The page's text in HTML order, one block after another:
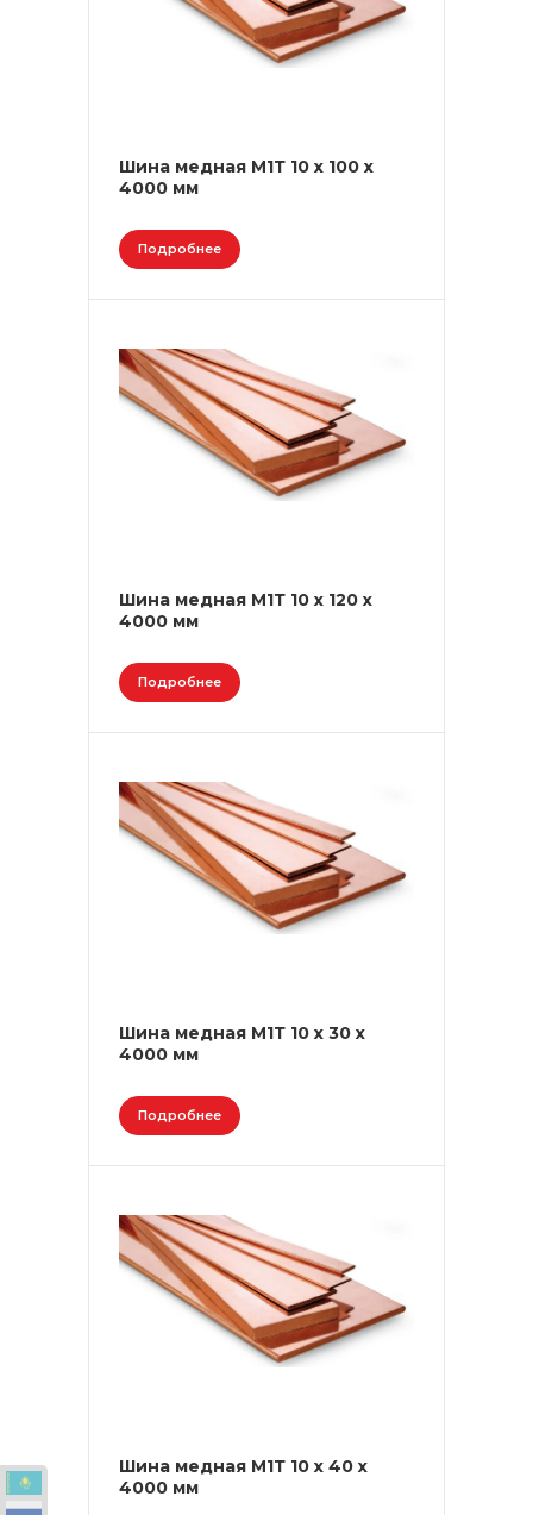
Шина медная М1Т 10 х 100 х
4000 мм
Подробнее
Шина медная М1Т 10 х 120 х
4000 мм
Подробнее
Шина медная М1Т 10 х 30 х
4000 мм
Подробнее
Шина медная М1Т 10 х 40 х
4000 мм